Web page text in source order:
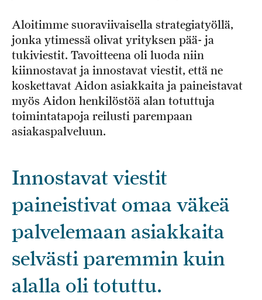
Aloitimme suoraviivaisella strategiatyöllä,
jonka ytimessä olivat yrityksen pää- ja
tukiviestit. Tavoitteena oli luoda niin
kiinnostavat ja innostavat viestit, että ne
koskettavat Aidon asiakkaita ja paineistavat
myös Aidon henkilöstöä alan totuttuja
toimintatapoja reilusti parempaan
asiakaspalveluun.
Innostavat viestit
paineistivat omaa väkeä
palvelemaan asiakkaita
selvästi paremmin kuin
alalla oli totuttu.